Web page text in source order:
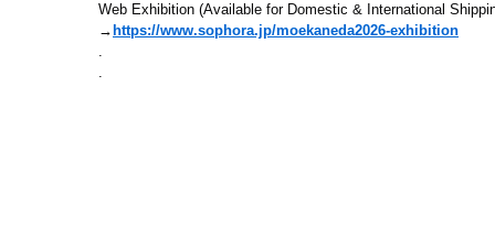
Web Exhibition (Available for Domestic & International
→ https://www.sophora.jp/moekaneda2026-exhibition
.
.